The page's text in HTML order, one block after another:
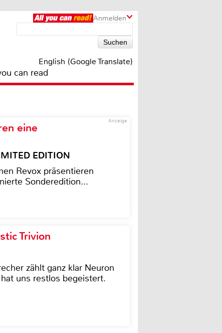
Anmelden
English (Google Translate)
can read
Anzeige
eine
EDITION
Revox präsentieren
Sonderedition...
Trivion
zählt ganz klar Neuron
uns restlos begeistert.